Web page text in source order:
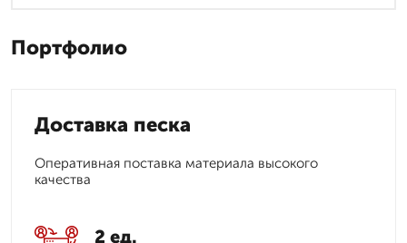
Портфолио
Доставка песка
Оперативная поставка материала высокого
качества
2 ед.